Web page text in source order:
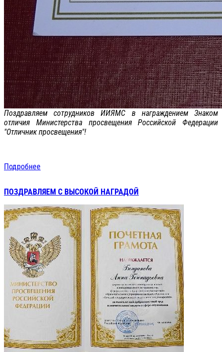
Поздравляем сотрудников ИИЯМС в награждением Знаком
отличия Министерства просвещения Российской Федерации
"Отличник просвещения"!
Подробнее
ПОЗДРАВЛЯЕМ С ВЫСОКОЙ НАГРАДОЙ